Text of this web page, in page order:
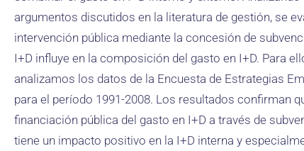
argumentos discutidos en la literatura de gestión, se
intervención pública mediante la concesión de
I+D influye en la composición del gasto en I+D. Para
analizamos los datos de la Encuesta de Estrategias
para el período 1991-2008. Los resultados confirman
financiación pública del gasto en I+D a través de
tiene un impacto positivo en la I+D interna y